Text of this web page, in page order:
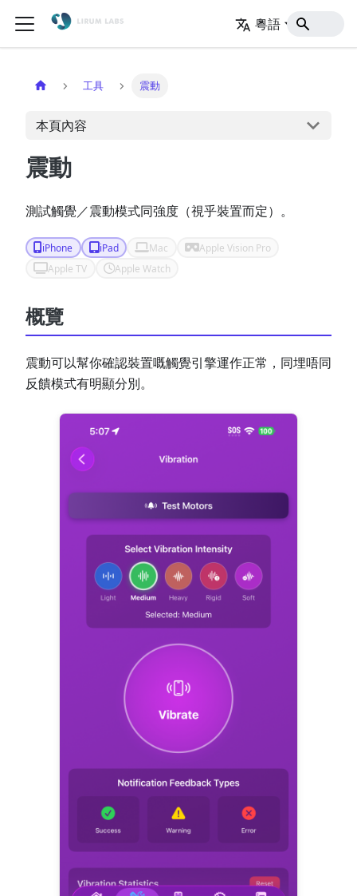
粵語 主頁
工具 震動
本頁內容
震動
測試觸覺／震動模式同強度（視乎裝置而定）。
iPhone iPad Mac
Apple Vision Pro
Apple TV
Apple Watch
概覽
震動可以幫你確認裝置嘅觸覺引擎運作正常，同埋唔同
反饋模式有明顯分別。